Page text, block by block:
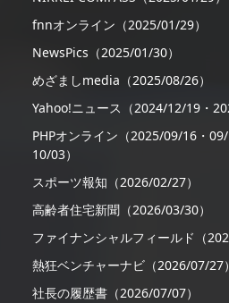
fnnオンライン（2025/01/29）
NewsPics（2025/01/30）
めざましmedia（2025/08/26）
Yahoo!ニュース（2024/12/19・
PHPオンライン（2025/09/16・
10/03）
スポーツ報知（2026/02/27）
高齢者住宅新聞（2026/03/30）
ファイナンシャルフィールド（
熱狂ベンチャーナビ（2026/07/27）
社長の履歴書（2026/07/07）